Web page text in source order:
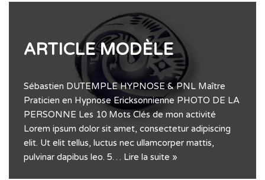
ARTICLE MODÈLE
Sébastien DUTEMPLE HYPNOSE & PNL Maître
Praticien en Hypnose Ericksonnienne PHOTO DE LA
PERSONNE Les 10 Mots Clés de mon activité
Lorem ipsum dolor sit amet, consectetur adipiscing
elit. Ut elit tellus, luctus nec ullamcorper mattis,
pulvinar dapibus leo. 5… Lire la suite »